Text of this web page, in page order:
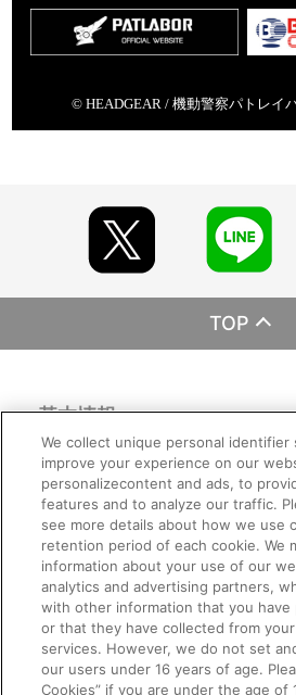
© HEADGEAR / 機動警察パトレイ
TOP
基本情報
利用規約 特定商取引法に基づく表示 プライバ
プライバシーオプション 会社概要
ご利用情報
ご利用ガイド サイトマップ お問い合わせ
Do Not Sell or Share My Personal Information
会員メニュー
ログイン 会員規約 新規会員登録
その他のご案内
公式X バンダイナムコフィルムワークス
We collect unique personal identifier
improve your experience on our
personalizecontent and ads, to
features and to analyze our traffic.
see more details about how we use
retention period of each cookie. We
information about your use of our
analytics and advertising partners,
with other information that you
or that they have collected from
services. However, we do not set
our users under 16 years of age.
Cookies” if you are under the age of